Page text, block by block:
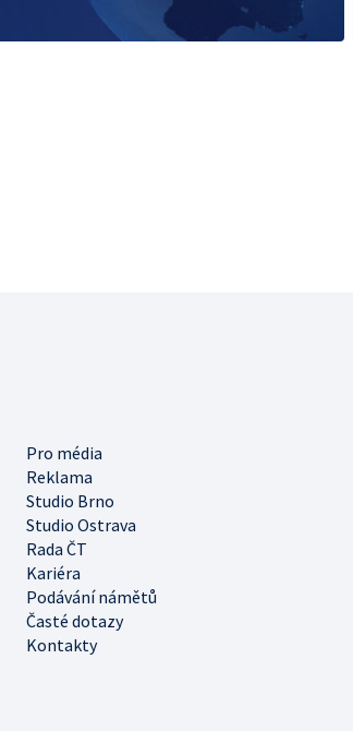
Pro média
Reklama
Studio Brno
Studio Ostrava
Rada ČT
Kariéra
Podávání námětů
Časté dotazy
Kontakty